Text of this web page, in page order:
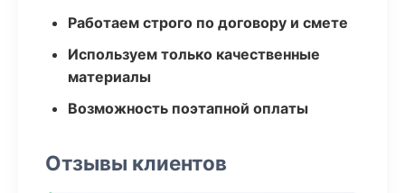
Работаем строго по договору и смете
Используем только качественные
материалы
Возможность поэтапной оплаты
Отзывы клиентов